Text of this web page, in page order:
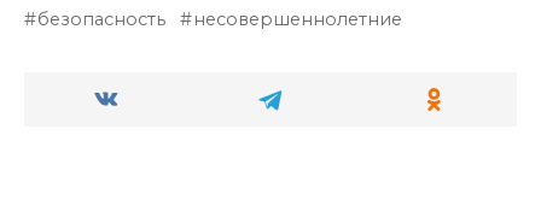
безопасность несовершеннолетние